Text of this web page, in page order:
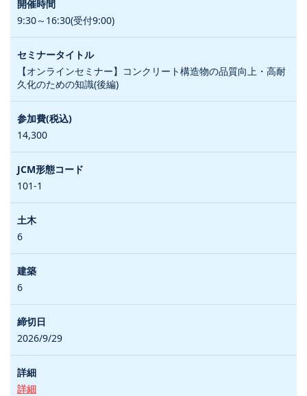
9:30～16:30(受付9:00)
【オンラインセミナー】コンクリート構造物の品質向上・高耐
久化のための知識(後編)
14,300
101-1
6
6
2026/9/29
詳細